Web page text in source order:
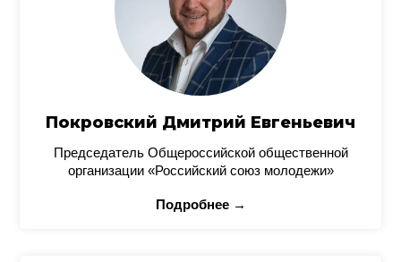
Покровский Дмитрий Евгеньевич
Председатель Общероссийской общественной
организации «Российский союз молодежи»
Подробнее →